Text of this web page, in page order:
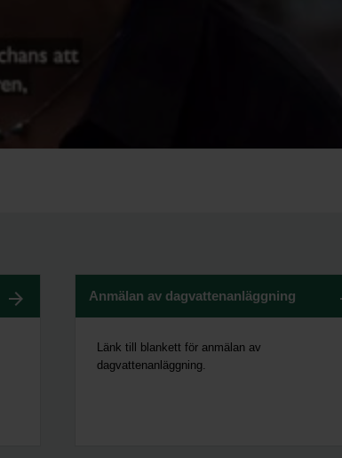
Anmälan av dagvattenanläggning
Länk till blankett för anmälan av
dagvattenanläggning.